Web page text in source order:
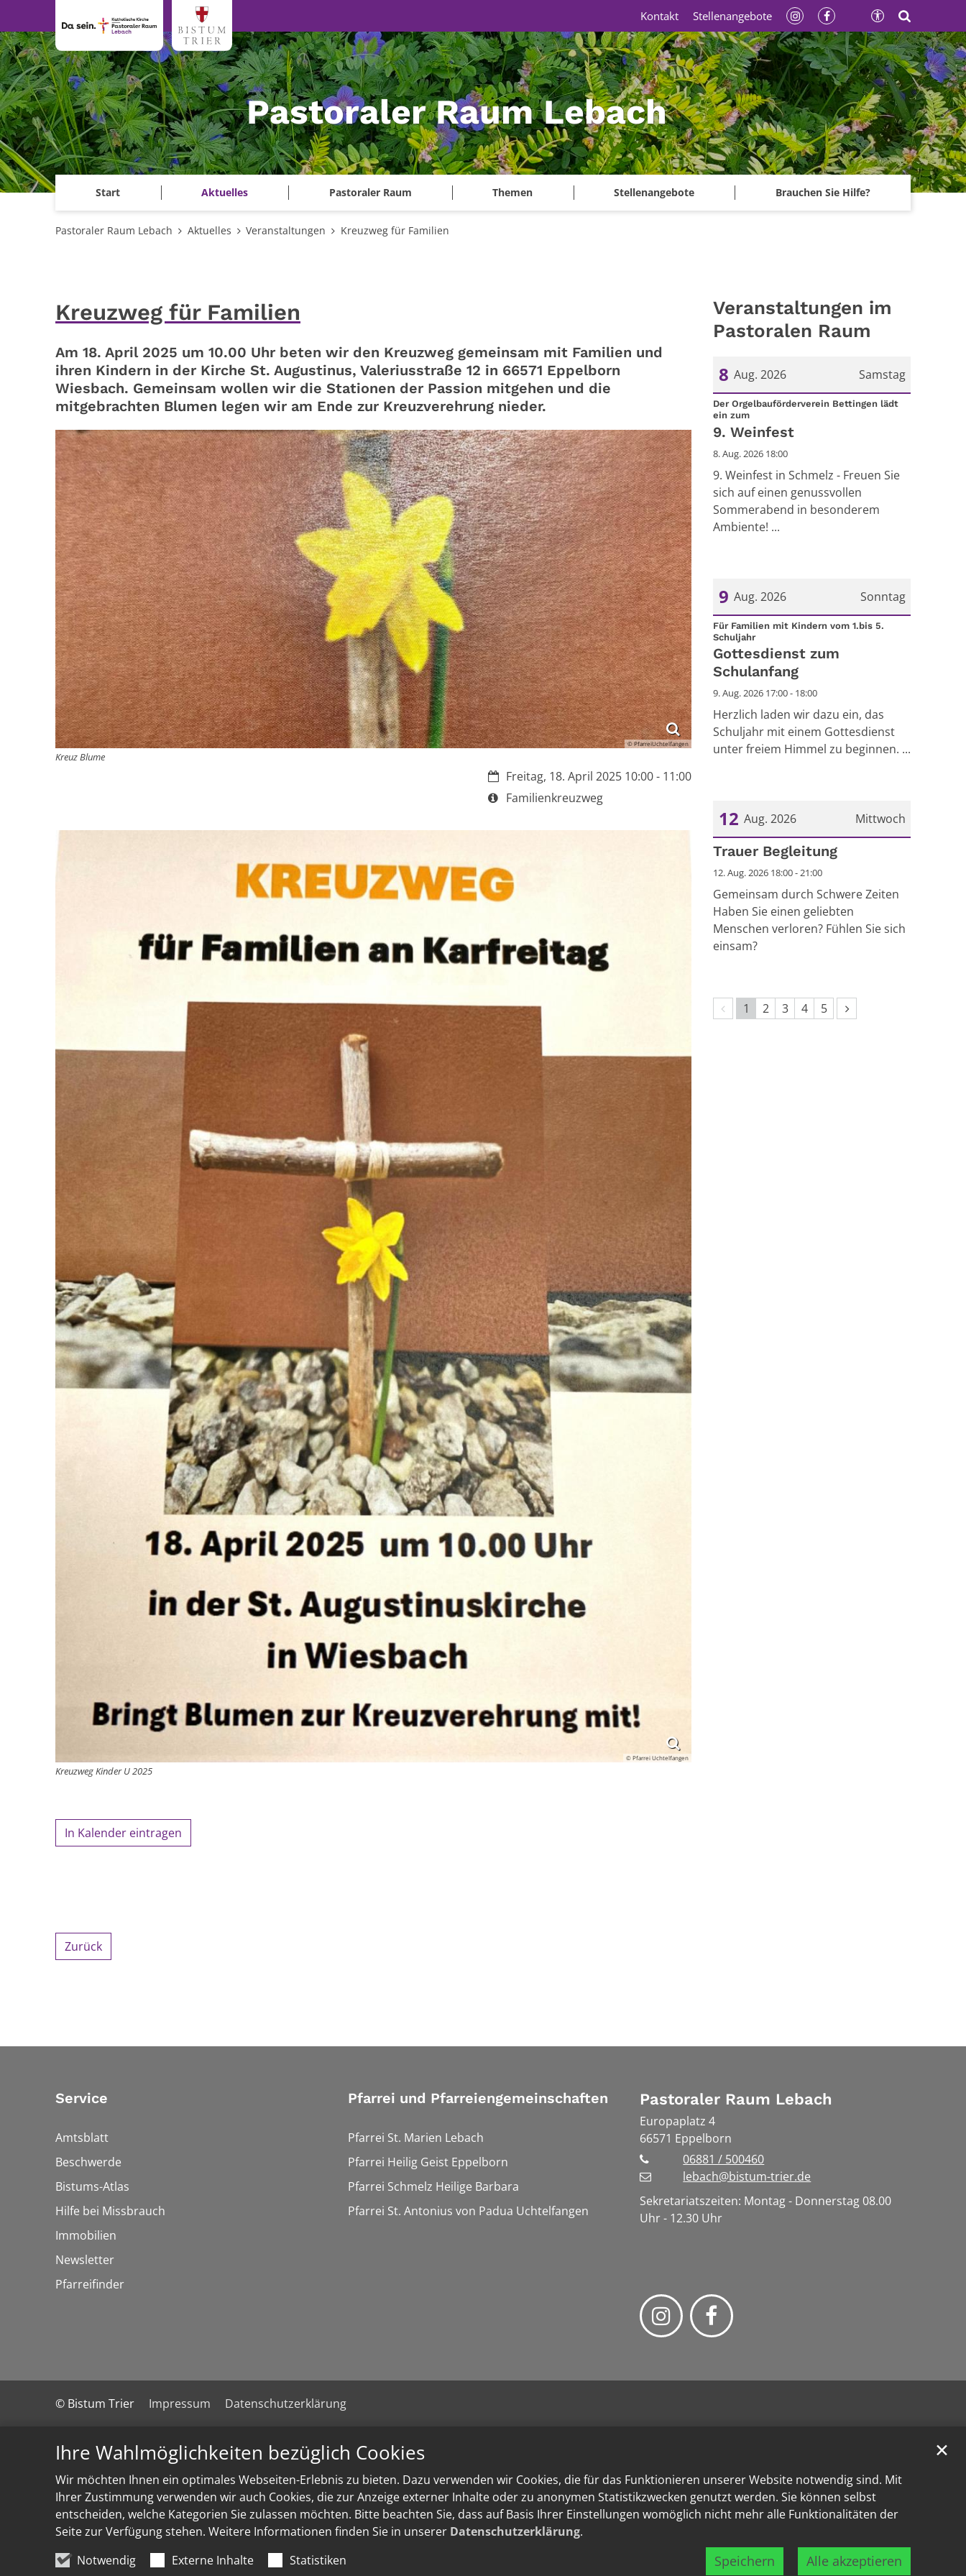
Ihre Wahlmöglichkeiten bezüglich Cookies
Wir möchten Ihnen ein optimales Webseiten-Erlebnis zu bieten. Dazu verwenden wir Cookies, die für das Funktionieren unserer Website notwendig sind. Mit
Ihrer Zustimmung verwenden wir auch Cookies, die zur Anzeige externer Inhalte oder zu anonymen Statistikzwecken genutzt werden. Sie können selbst
entscheiden, welche Kategorien Sie zulassen möchten. Bitte beachten Sie, dass auf Basis Ihrer Einstellungen womöglich nicht mehr alle Funktionalitäten der
Seite zur Verfügung stehen. Weitere Informationen finden Sie in unserer Datenschutzerklärung.
Notwendig
Externe Inhalte Statistiken Speichern Alle akzeptieren
✕
Pastoraler Raum Lebach
Start Aktuelles Pastoraler Raum Themen Stellenangebote Brauchen Sie Hilfe?
Kontakt Stellenangebote
Pastoraler Raum Lebach Aktuelles Veranstaltungen Kreuzweg für Familien
Kreuzweg für Familien
Am 18. April 2025 um 10.00 Uhr beten wir den Kreuzweg gemeinsam mit Familien und
ihren Kindern in der Kirche St. Augustinus, Valeriusstraße 12 in 66571 Eppelborn
Wiesbach. Gemeinsam wollen wir die Stationen der Passion mitgehen und die
mitgebrachten Blumen legen wir am Ende zur Kreuzverehrung nieder.
© PfarreiUchtelfangen
Kreuz Blume
Datum:Freitag, 18. April 2025 10:00 - 11:00
Art bzw. Nummer:
Familienkreuzweg
© Pfarrei Uchtelfangen
Kreuzweg Kinder U 2025
In Kalender eintragen
Veranstaltungen im
Pastoralen Raum
Samstag
8 Aug. 2026
Datum: 8. August 2026
Der Orgelbauförderverein Bettingen lädt
ein zum:
9. Weinfest
8. Aug. 2026 18:00
9. Weinfest in Schmelz - Freuen Sie
sich auf einen genussvollen
Sommerabend in besonderem
Ambiente! ...
Sonntag
9 Aug. 2026
Datum: 9. August 2026
Für Familien mit Kindern vom 1.bis 5.
Schuljahr:
Gottesdienst zum
Schulanfang
9. Aug. 2026 17:00 - 18:00
Herzlich laden wir dazu ein, das
Schuljahr mit einem Gottesdienst
unter freiem Himmel zu beginnen. ...
Mittwoch
12 Aug. 2026
Datum: 12. August 2026
Trauer Begleitung
12. Aug. 2026 18:00 - 21:00
Gemeinsam durch Schwere Zeiten
Haben Sie einen geliebten
Menschen verloren? Fühlen Sie sich
einsam?
Vorherige Seite
1 2 3 4 5 Nächste Seite
Zurück
Service
Amtsblatt
Beschwerde
Bistums-Atlas
Hilfe bei Missbrauch
Immobilien
Newsletter
Pfarreifinder
Pfarrei und Pfarreiengemeinschaften
Pfarrei St. Marien Lebach
Pfarrei Heilig Geist Eppelborn
Pfarrei Schmelz Heilige Barbara
Pfarrei St. Antonius von Padua Uchtelfangen
Pastoraler Raum Lebach
Europaplatz 4
66571 Eppelborn
06881 / 500460
lebach@bistum-trier.de
Sekretariatszeiten: Montag - Donnerstag 08.00
Uhr - 12.30 Uhr
© Bistum Trier Impressum Datenschutzerklärung